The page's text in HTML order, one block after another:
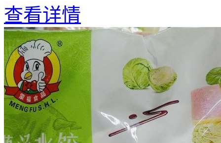
查看详情